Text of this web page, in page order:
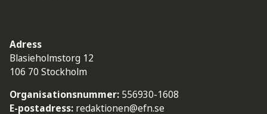
Adress
Blasieholmstorg 12
106 70 Stockholm
Organisationsnummer: 556930-1608
E-postadress: redaktionen@efn.se